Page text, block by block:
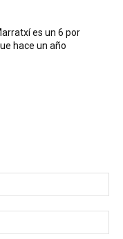
es un 6 por
hace un año